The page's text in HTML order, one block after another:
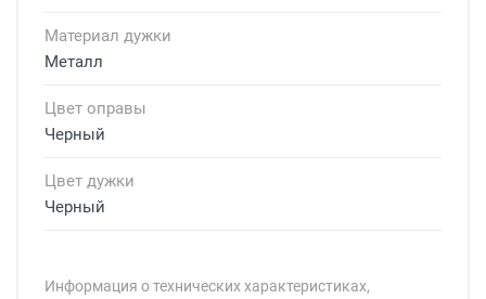
Материал дужки
Металл
Цвет оправы
Черный
Цвет дужки
Черный
Информация о технических характеристиках,